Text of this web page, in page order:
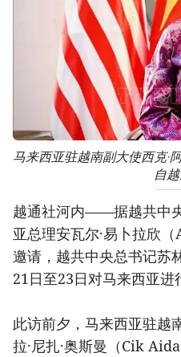
马来西亚驻越南副大使西克·
自
越通社河内——据越共中
亚总理安瓦尔·易卜拉欣
邀请，越共中央总书记苏
21日至23日对马来西亚进
此访前夕，马来西亚驻越
拉·尼扎·奥斯曼（Cik